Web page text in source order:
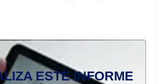
ESTE INFORME